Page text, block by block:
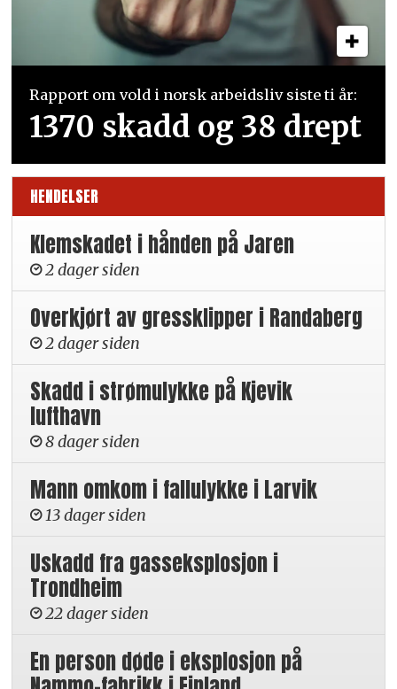
Rapport om vold i norsk arbeidsliv siste ti år:
1370 skadd og 38 drept
HENDELSER
Klemskadet i hånden på Jaren
2 dager siden
Overkjørt av gressklipper i Randaberg
2 dager siden
Skadd i strømulykke på Kjevik
lufthavn
8 dager siden
Mann omkom i fallulykke i Larvik
13 dager siden
Uskadd fra gasseksplosjon i
Trondheim
22 dager siden
En person døde i eksplosjon på